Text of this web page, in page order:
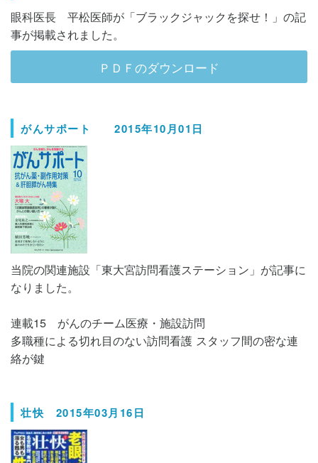
眼科医長 平松医師が「ブラックジャックを探せ！」の記
事が掲載されました。
ＰＤＦのダウンロード
がんサポート 2015年10月01日
当院の関連施設「東大宮訪問看護ステーション」が記事に
なりました。
連載15 がんのチーム医療・施設訪問
多職種による切れ目のない訪問看護 スタッフ間の密な連
絡が鍵
壮快 2015年03月16日